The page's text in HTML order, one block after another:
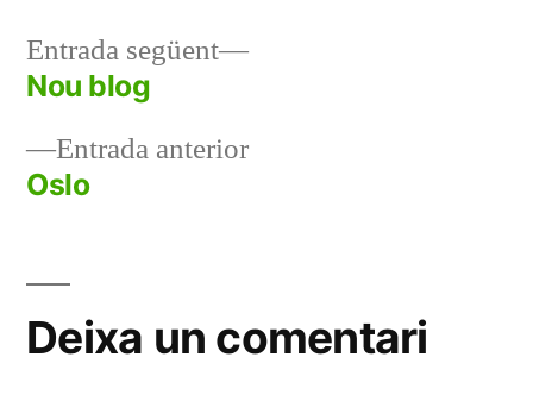
Navegació
d'entrades
Entrada anteriorEntrada
Oslo
Entrada següent
Entrada
Nou blog
Deixa un comentari